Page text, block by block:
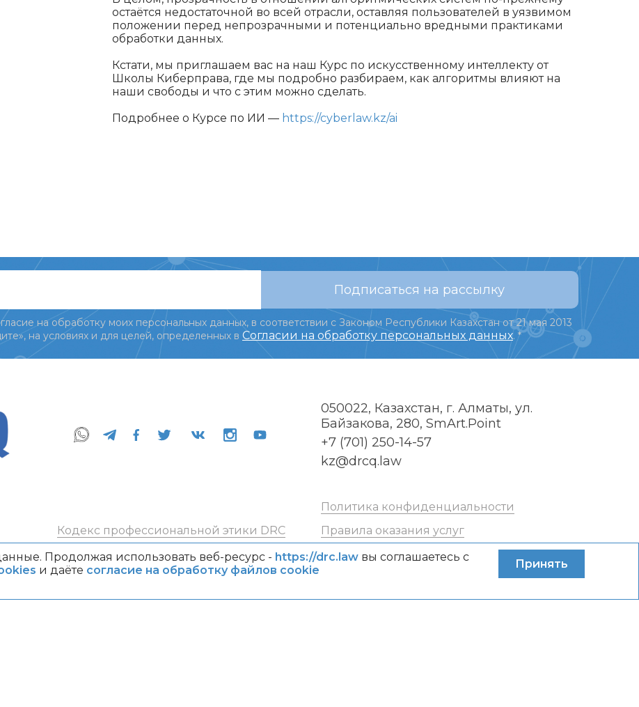
остаётся недостаточной во всей отрасли, оставляя пользователей в уязвимом
положении перед непрозрачными и потенциально вредными практиками
обработки данных.
Кстати, мы приглашаем вас на наш Курс по искусственному интеллекту от
Школы Киберправа, где мы подробно разбираем, как алгоритмы влияют на
наши свободы и что с этим можно сделать.
Подробнее о Курсе по ИИ — https://cyberlaw.kz/ai
Подписаться на рассылку
на обработку моих персональных данных, в соответствии с Законом Республики Казахстан от 21 мая 2013
на условиях и для целей, определенных в Согласии на обработку персональных данных. *
050022, Казахстан, г. Алматы, ул.
Байзакова, 280, SmArt.Point
+7 (701) 250-14-57
kz@drcq.law
Политика конфиденциальности
Кодекс профессиональной этики DRC
Правила оказания услуг
Продолжая использовать веб-ресурс - https://drc.lawвы соглашаетесь с
и даёте согласие на обработку файлов cookie Принять